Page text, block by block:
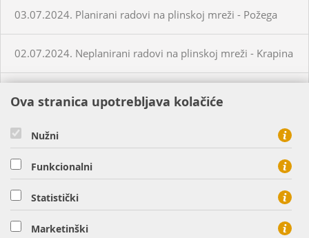
03.07.2024. Planirani radovi na plinskoj mreži - Požega
02.07.2024. Neplanirani radovi na plinskoj mreži - Krapina
03.07.2024. Planirani radovi na plinskoj mreži - Višnjevac
03.07.2024. Planirani radovi na plinskoj mreži - Virovitica
03.07.2024. Planirani radovi na plinskoj mreži - Virovitica
Ova stranica upotrebljava kolačiće
Nužni
Funkcionalni
Statistički
Marketinški